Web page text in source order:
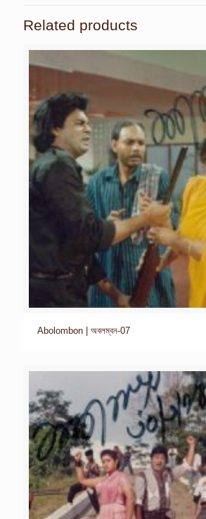
Related products
Abolombon | অবলম্বন-07